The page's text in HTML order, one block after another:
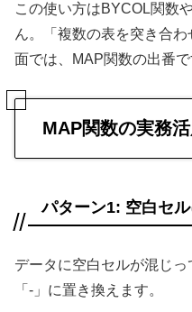
この使い方はBYCOL関数
ん。「複数の表を突き合
面では、MAP関数の出番で
MAP関数の実務
パターン1: 空白セ
データに空白セルが混じ
「-」に置き換えます。